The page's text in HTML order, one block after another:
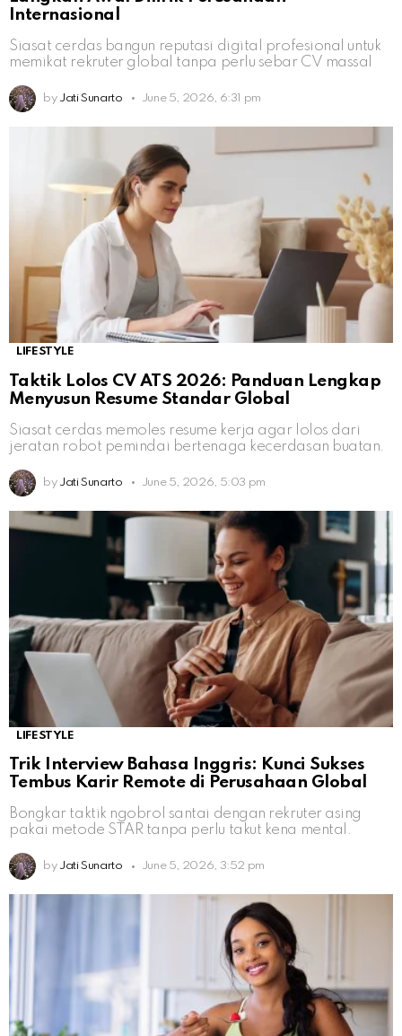
Internasional
Siasat cerdas bangun reputasi digital profesional untuk
memikat rekruter global tanpa perlu sebar CV massal
by Jati Sunarto June 5, 2026, 6:31 pm
LIFESTYLE
Taktik Lolos CV ATS 2026: Panduan Lengkap
Menyusun Resume Standar Global
Siasat cerdas memoles resume kerja agar lolos dari
jeratan robot pemindai bertenaga kecerdasan buatan.
by Jati Sunarto June 5, 2026, 5:03 pm
LIFESTYLE
Trik Interview Bahasa Inggris: Kunci Sukses
Tembus Karir Remote di Perusahaan Global
Bongkar taktik ngobrol santai dengan rekruter asing
pakai metode STAR tanpa perlu takut kena mental.
by Jati Sunarto June 5, 2026, 3:52 pm